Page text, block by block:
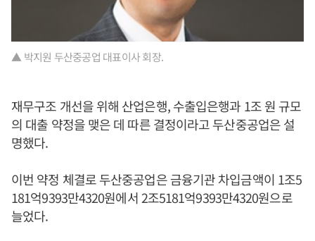
▲ 박지원 두산중공업 대표이사 회장.
재무구조 개선을 위해 산업은행, 수출입은행과 1조 원 규모
의 대출 약정을 맺은 데 따른 결정이라고 두산중공업은 설
명했다.
이번 약정 체결로 두산중공업은 금융기관 차입금액이 1조5
181억9393만4320원에서 2조5181억9393만4320원으로
늘었다.